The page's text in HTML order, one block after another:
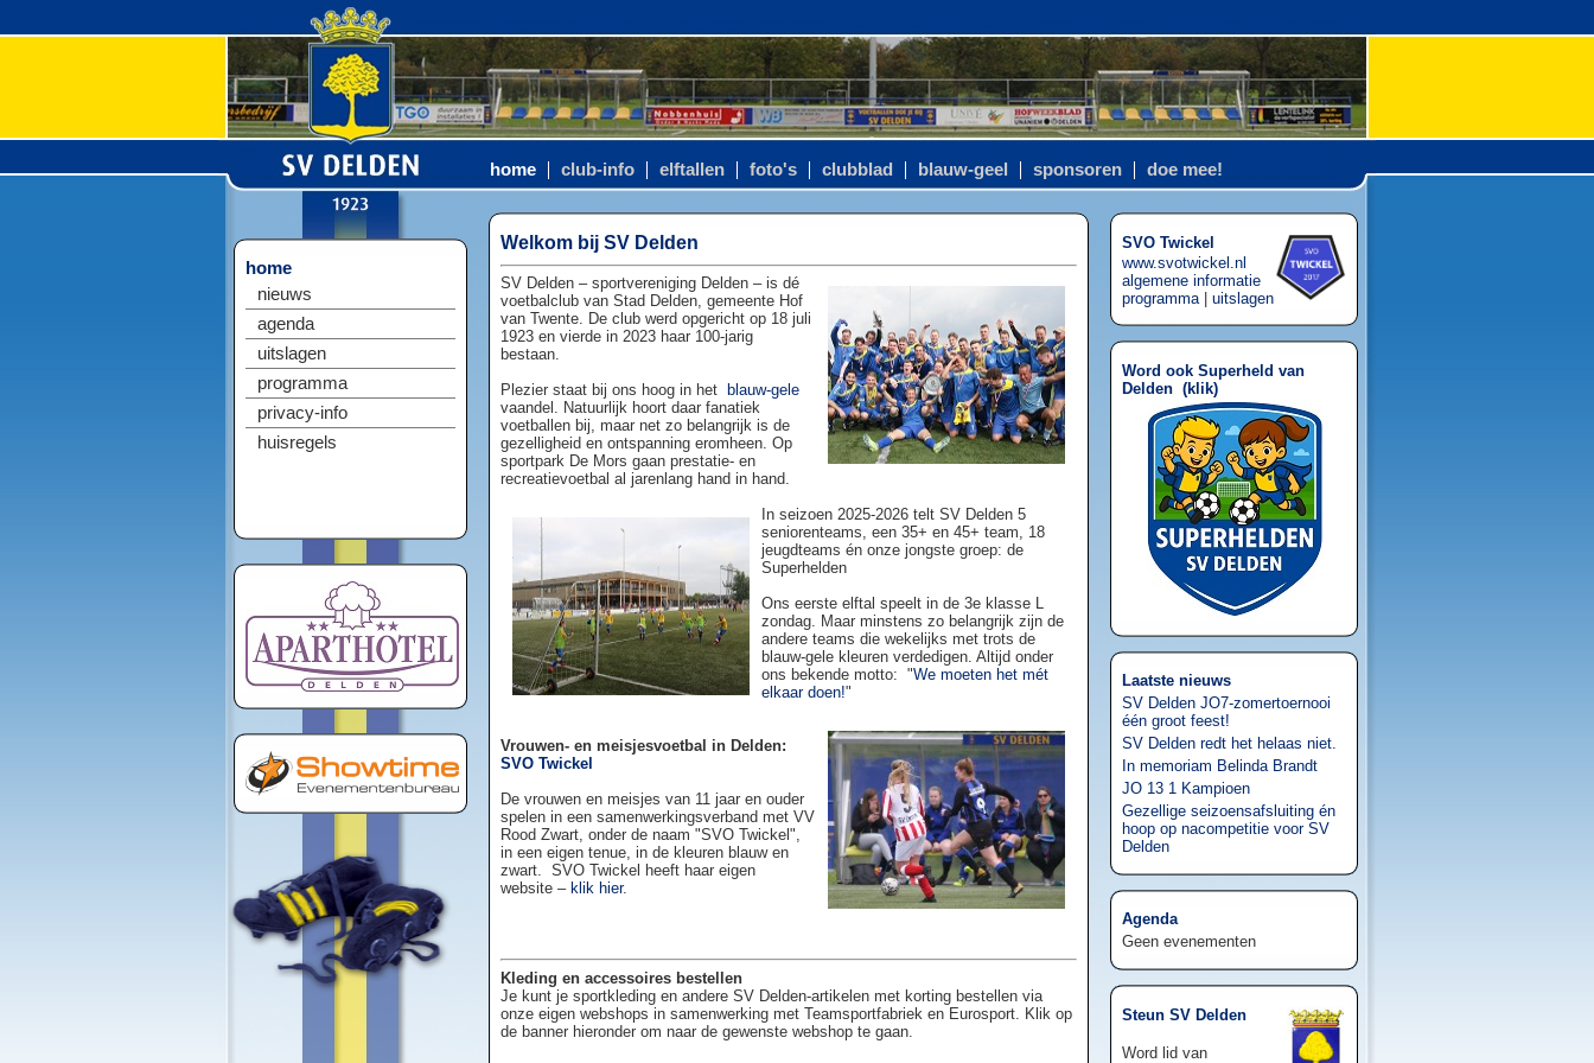
home club-info elftallen foto's clubblad blauw-geel sponsoren doe mee!
home
nieuws
agenda
uitslagen
programma
privacy-info
huisregels
Welkom bij SV Delden
SV Delden – sportvereniging Delden – is dé
voetbalclub van Stad Delden, gemeente Hof
van Twente. De club werd opgericht op 18 juli
1923 en vierde in 2023 haar 100-jarig
bestaan.
Plezier staat bij ons hoog in het
blauw-gele
vaandel. Natuurlijk hoort daar fanatiek
voetballen bij, maar net zo belangrijk is de
gezelligheid en ontspanning eromheen. Op
sportpark De Mors gaan prestatie- en
recreatievoetbal al jarenlang hand in hand.
In seizoen 2025-2026 telt SV Delden 5
seniorenteams, een 35+ en 45+ team, 18
jeugdteams én onze jongste groep: de
Superhelden
Ons eerste elftal speelt in de 3e klasse L
zondag. Maar minstens zo belangrijk zijn de
andere teams die wekelijks met trots de
blauw-gele kleuren verdedigen. Altijd onder
ons bekende motto: "We moeten het mét
elkaar doen!"
Vrouwen- en meisjesvoetbal in Delden:
SVO Twickel
De vrouwen en meisjes van 11 jaar en ouder
spelen in een samenwerkingsverband met VV
Rood Zwart, onder de naam "SVO Twickel",
in een eigen tenue, in de kleuren blauw en
zwart. SVO Twickel heeft haar eigen
website – klik hier.
Kleding en accessoires bestellen
Je kunt je sportkleding en andere SV Delden-artikelen met korting bestellen via
onze eigen webshops in samenwerking met Teamsportfabriek en Eurosport. Klik op
de banner hieronder om naar de gewenste webshop te gaan.
SVO Twickel
www.svotwickel.nl
algemene informatie
programma| uitslagen
Word ook Superheld van
Delden (klik)
Laatste nieuws
SV Delden JO7-zomertoernooi
één groot feest!
SV Delden redt het helaas niet.
In memoriam Belinda Brandt
JO 13 1 Kampioen
Gezellige seizoensafsluiting én
hoop op nacompetitie voor SV
Delden
Agenda
Geen evenementen
Steun SV Delden
Word lid van